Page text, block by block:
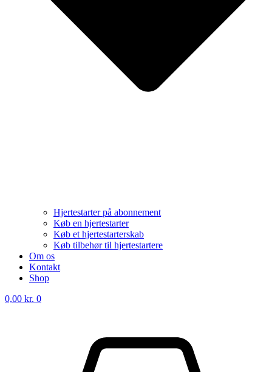
Hjertestarter på abonnement
Køb en hjertestarter
Køb et hjertestarterskab
Køb tilbehør til hjertestartere
Om os
Kontakt
Shop
0,00 kr. 0